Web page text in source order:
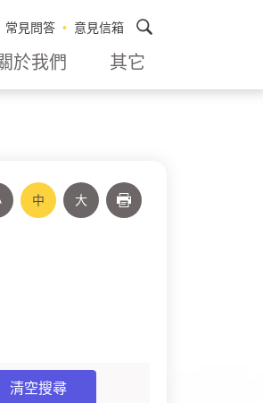
常見問答 意見信箱
於我們 其它
中 大